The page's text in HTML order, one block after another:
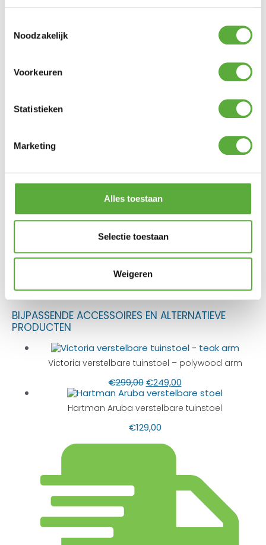
Noodzakelijk
Voorkeuren
Statistieken
Marketing
Alles toestaan
Selectie toestaan
Weigeren
Kleur
Materiaal 2
Lengte
90 cm
75 cm
SKU
8718026013615
BIJPASSENDE ACCESSOIRES EN ALTERNATIEVE
PRODUCTEN
Victoria verstelbare tuinstoel – polywood arm
€299,00 €249,00
Hartman Aruba verstelbare tuinstoel
€129,00